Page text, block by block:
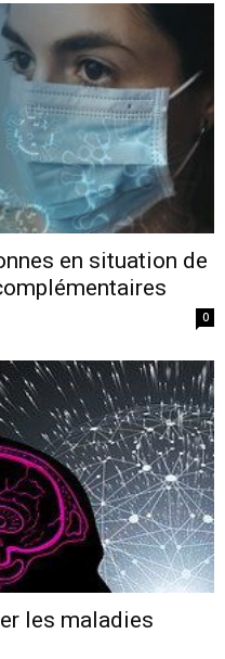
en situation de
0
les maladies